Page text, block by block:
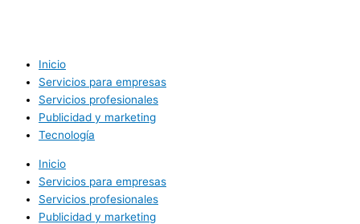
Inicio
Servicios para empresas
Servicios profesionales
Publicidad y marketing
Tecnología
Inicio
Servicios para empresas
Servicios profesionales
Publicidad y marketing